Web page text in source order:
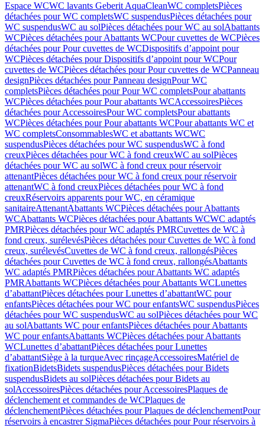
Espace WCWC lavants Geberit AquaCleanWC completsPièces
détachées pour WC completsWC suspendusPièces détachées pour
WC suspendusWC au solPièces détachées pour WC au solAbattants
WCPièces détachées pour Abattants WCPour cuvettes de WCPièces
détachées pour Pour cuvettes de WCDispositifs d’appoint pour
WCPièces détachées pour Dispositifs d’appoint pour WCPour
cuvettes de WCPièces détachées pour Pour cuvettes de WCPanneau
designPièces détachées pour Panneau designPour WC
completsPièces détachées pour Pour WC completsPour abattants
WCPièces détachées pour Pour abattants WCAccessoiresPièces
détachées pour AccessoiresPour WC completsPour abattants
WCPièces détachées pour Pour abattants WCPour abattants WC et
WC completsConsommablesWC et abattants WCWC
suspendusPièces détachées pour WC suspendusWC à fond
creuxPièces détachées pour WC à fond creuxWC au solPièces
détachées pour WC au solWC à fond creux pour réservoir
attenantPièces détachées pour WC à fond creux pour réservoir
attenantWC à fond creuxPièces détachées pour WC à fond
creuxRéservoirs apparents pour WC, en céramique
sanitaireAttenantAbattants WCPièces détachées pour Abattants
WCAbattants WCPièces détachées pour Abattants WCWC adaptés
PMRPièces détachées pour WC adaptés PMRCuvettes de WC à
fond creux, surélevésPièces détachées pour Cuvettes de WC à fond
creux, surélevésCuvettes de WC à fond creux, rallongésPièces
détachées pour Cuvettes de WC à fond creux, rallongésAbattants
WC adaptés PMRPièces détachées pour Abattants WC adaptés
PMRAbattants WCPièces détachées pour Abattants WCLunettes
d’abattantPièces détachées pour Lunettes d’abattantWC pour
enfantsPièces détachées pour WC pour enfantsWC suspendusPièces
détachées pour WC suspendusWC au solPièces détachées pour WC
au solAbattants WC pour enfantsPièces détachées pour Abattants
WC pour enfantsAbattants WCPièces détachées pour Abattants
WCLunettes d’abattantPièces détachées pour Lunettes
d’abattantSiège à la turqueAvec rinçageAccessoiresMatériel de
fixationBidetsBidets suspendusPièces détachées pour Bidets
suspendusBidets au solPièces détachées pour Bidets au
solAccessoiresPièces détachées pour AccessoiresPlaques de
déclenchement et commandes de WCPlaques de
déclenchementPièces détachées pour Plaques de déclenchementPour
réservoirs à encastrer SigmaPièces détachées pour Pour réservoirs à